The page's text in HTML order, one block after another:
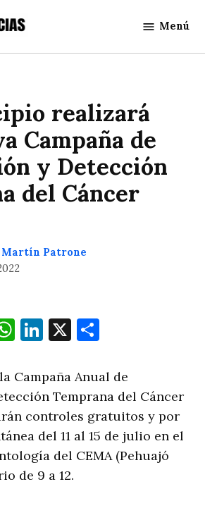
Noticias
Menú
realizará
Campaña de
y Detección
del Cáncer
Martín Patrone
WhatsApp
LinkedIn
X
Campaña Anual de
Temprana del Cáncer
controles gratuitos y por
del 11 al 15 de julio en el
del CEMA (Pehuajó
de 9 a 12.